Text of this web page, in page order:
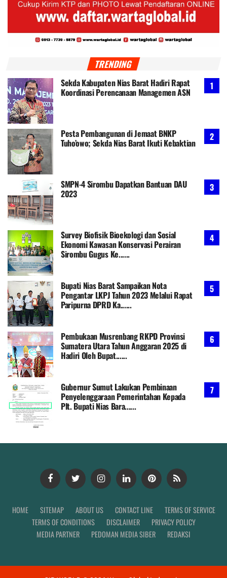
TRENDING
Sekda Kabupaten Nias Barat Hadiri Rapat
Koordinasi Perencanaan Managemen ASN
Pesta Pembangunan di Jemaat BNKP
Tuho’owo; Sekda Nias Barat Ikuti Kebaktian
SMPN-4 Sirombu Dapatkan Bantuan DAU
2023
Survey Biofisik Bioekologi dan Sosial
Ekonomi Kawasan Konservasi Perairan
Sirombu Gugus Ke......
Bupati Nias Barat Sampaikan Nota
Pengantar LKPJ Tahun 2023 Melalui Rapat
Paripurna DPRD Ka......
Pembukaan Musrenbang RKPD Provinsi
Sumatera Utara Tahun Anggaran 2025 di
Hadiri Oleh Bupat......
Gubernur Sumut Lakukan Pembinaan
Penyelenggaraan Pemerintahan Kepada
Plt. Bupati Nias Bara......
HOME SITEMAP ABOUT US CONTACT LINE
TERMS OF SERVICE
TERMS OF CONDITIONS
DISCLAIMER
PRIVACY POLICY
MEDIA PARTNER
PEDOMAN MEDIA SIBER REDAKSI